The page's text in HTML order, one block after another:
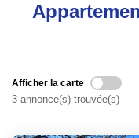
Sélectionnez...
Type de bien
Créer une alerte
Afficher la carte
3 annonce(s) trouvée(s)